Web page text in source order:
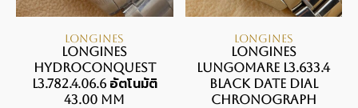
LONGINES
LONGINES
HYDROCONQUEST
L3.782.4.06.6 อัตโนมัติ
43.00 mm
LONGINES
LONGINES
LUNGOMARE L3.633.4
BLACK DATE DIAL
CHRONOGRAPH